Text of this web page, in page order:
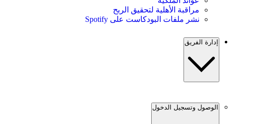
مراقبة الأهلية لتحقيق الربح
نشر ملفات البودكاست على Spotify
إدارة الفريق
الوصول وتسجيل الدخول